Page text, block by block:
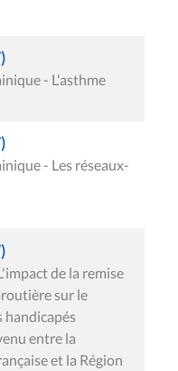
- L'asthme
- Les réseaux-
de la remise
sur le
handicapés
entre la
et la Région